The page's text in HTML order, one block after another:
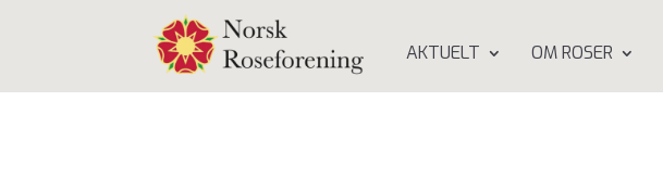
AKTUELT OM ROSER